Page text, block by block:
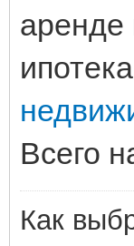
аренде
Всего
Как